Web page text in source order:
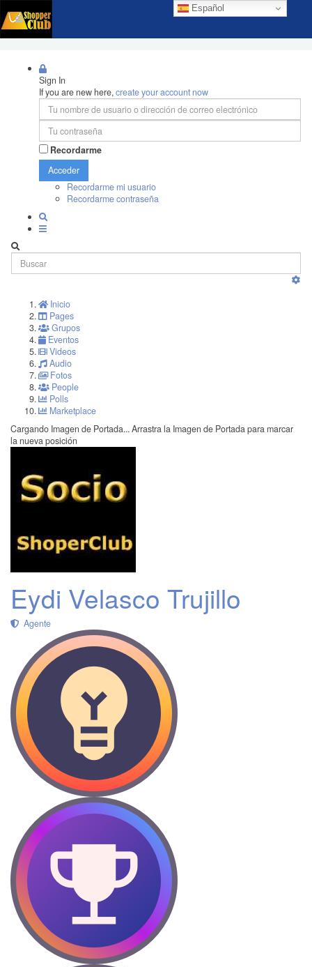
Español
Sign In
If you are new here,create your account now
Recordarme
Acceder
Recordarme mi usuario
Recordarme contraseña
Inicio
Pages
Grupos
Eventos
Videos
Audio
Fotos
People
Polls
Marketplace
Cargando Imagen de Portada... Arrastra la Imagen de Portada para marcar
la nueva posición
Eydi Velasco Trujillo
Agente